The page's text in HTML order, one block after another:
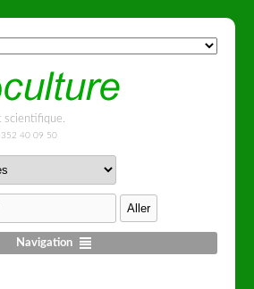
scientifique.
40 09 50
Navigation